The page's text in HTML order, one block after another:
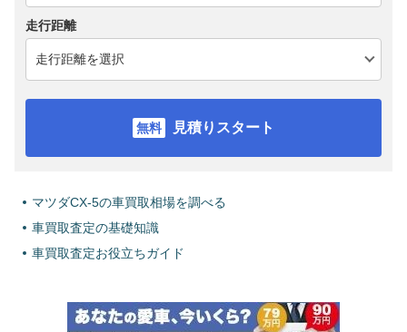
走行距離
見積りスタート
マツダCX-5の車買取相場を調べる
車買取査定の基礎知識
車買取査定お役立ちガイド